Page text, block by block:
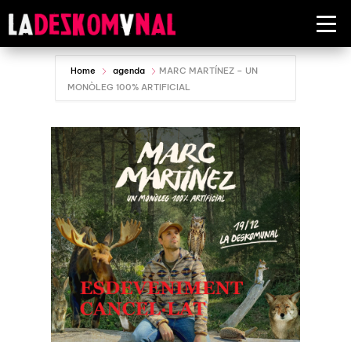
Home agenda
MARC MARTÍNEZ – UN
MONÒLEG 100% ARTIFICIAL